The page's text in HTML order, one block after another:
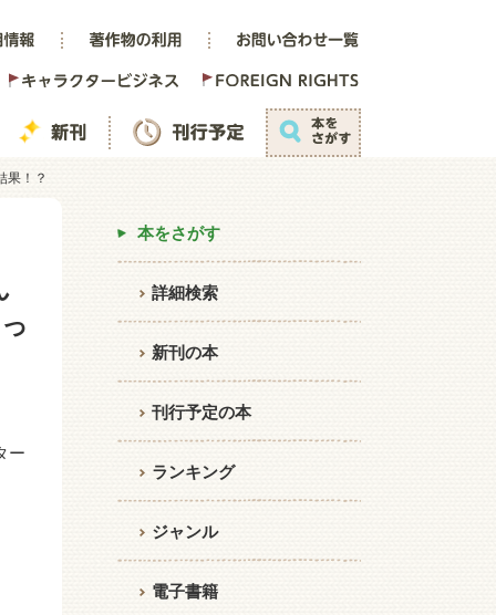
果！？
ー
本をさがす
詳細検索
新刊の本
刊行予定の本
ランキング
ジャンル
電子書籍